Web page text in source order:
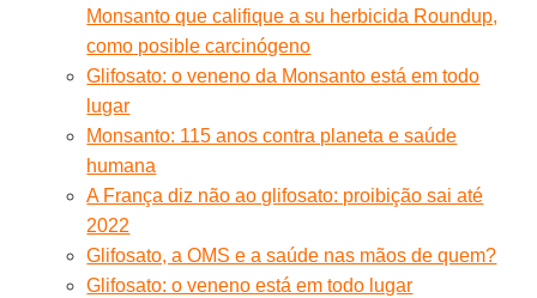
Monsanto que califique a su herbicida Roundup,
como posible carcinógeno
Glifosato: o veneno da Monsanto está em todo
lugar
Monsanto: 115 anos contra planeta e saúde
humana
A França diz não ao glifosato: proibição sai até
2022
Glifosato, a OMS e a saúde nas mãos de quem?
Glifosato: o veneno está em todo lugar